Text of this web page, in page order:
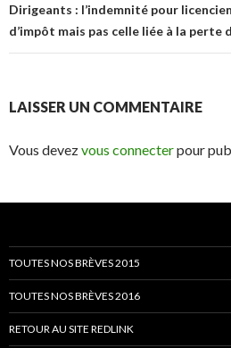
Dirigeants : l’indemnité pour
d’impôt mais pas celle liée à la
LAISSER UN COMMENTAIRE
Vous devezvous connecterpour
TOUTES NOS BRÈVES 2015
TOUTES NOS BRÈVES 2016
RETOUR AU SITE REDLINK